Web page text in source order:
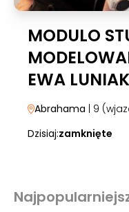
MODULO
EWA LUNIAK
Abrahama | 9
Dzisiaj:zamknięte